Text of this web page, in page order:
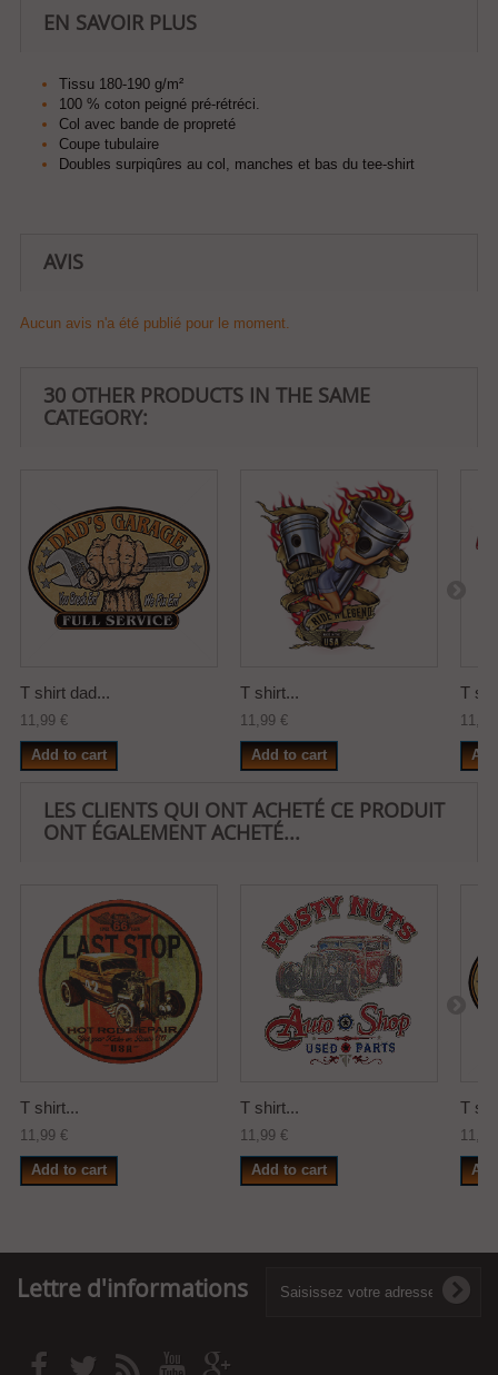
EN SAVOIR PLUS
Tissu 180-190 g/m²
100 % coton peigné pré-rétréci.
Col avec bande de propreté
Coupe tubulaire
Doubles surpiqûres au col, manches et bas du tee-shirt
AVIS
Aucun avis n'a été publié pour le moment.
30 OTHER PRODUCTS IN THE SAME
CATEGORY:
T shirt dad...
11,99 €
Add to cart
T shirt...
11,99 €
Add to cart
T
LES CLIENTS QUI ONT ACHETÉ CE PRODUIT
ONT ÉGALEMENT ACHETÉ...
T shirt...
11,99 €
Add to cart
T shirt...
11,99 €
Add to cart
T
Lettre d'informations